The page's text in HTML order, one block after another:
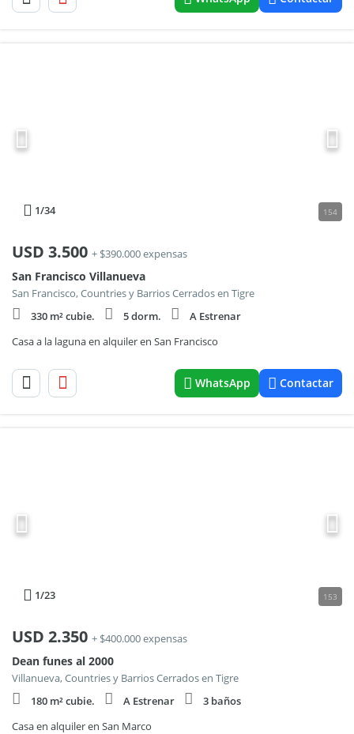
1/34 154
USD 3.500 + $390.000 expensas
San Francisco Villanueva
San Francisco, Countries y Barrios Cerrados en Tigre
330 m² cubie.
5 dorm.
A Estrenar
Casa a la laguna en alquiler en San Francisco
WhatsApp Contactar
1/23 153
USD 2.350 + $400.000 expensas
Dean funes al 2000
Villanueva, Countries y Barrios Cerrados en Tigre
180 m² cubie.
A Estrenar
3 baños
Casa en alquiler en San Marco